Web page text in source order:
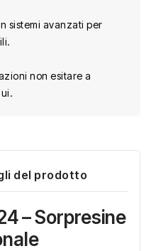
sistemi avanzati per
non esitare a
del prodotto
– Sorpresine